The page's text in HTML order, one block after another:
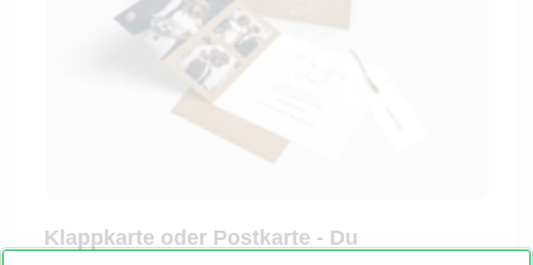
Klappkarte oder Postkarte - Du